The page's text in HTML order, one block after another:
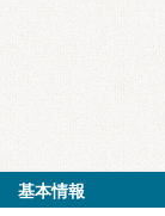
基本情報